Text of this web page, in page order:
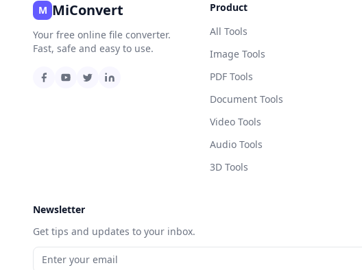
M MiConvert
Your free online file converter.
Fast, safe and easy to use.
Product
All Tools
Image Tools
PDF Tools
Document Tools
Video Tools
Audio Tools
3D Tools
Newsletter
Get tips and updates to your inbox.